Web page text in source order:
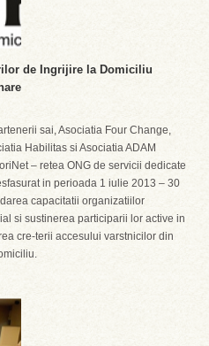
de Ingrijire la Domiciliu
sai, Asociatia Four Change,
Habilitas si Asociatia ADAM
– retea ONG de servicii dedicate
in perioada 1 iulie 2013 – 30
capacitatii organizatiilor
si sustinerea participarii lor active in
cre-terii accesului varstnicilor din